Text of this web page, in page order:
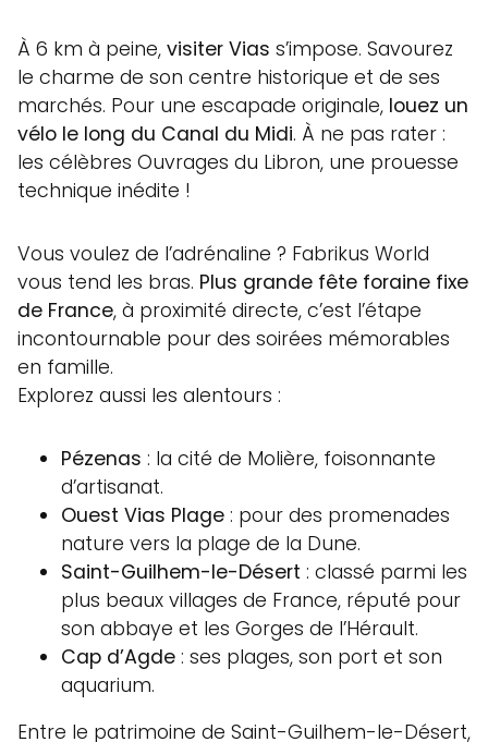
À 6 km à peine, visiter Vias s’impose. Savourez
le charme de son centre historique et de ses
marchés. Pour une escapade originale, louez un
vélo le long du Canal du Midi. À ne pas rater :
les célèbres Ouvrages du Libron, une prouesse
technique inédite !
Vous voulez de l’adrénaline ? Fabrikus World
vous tend les bras. Plus grande fête foraine fixe
de France, à proximité directe, c’est l’étape
incontournable pour des soirées mémorables
en famille.
Explorez aussi les alentours :
Pézenas : la cité de Molière, foisonnante
d’artisanat.
Ouest Vias Plage : pour des promenades
nature vers la plage de la Dune.
Saint-Guilhem-le-Désert : classé parmi les
plus beaux villages de France, réputé pour
son abbaye et les Gorges de l’Hérault.
Cap d’Agde : ses plages, son port et son
aquarium.
Entre le patrimoine de Saint-Guilhem-le-Désert,